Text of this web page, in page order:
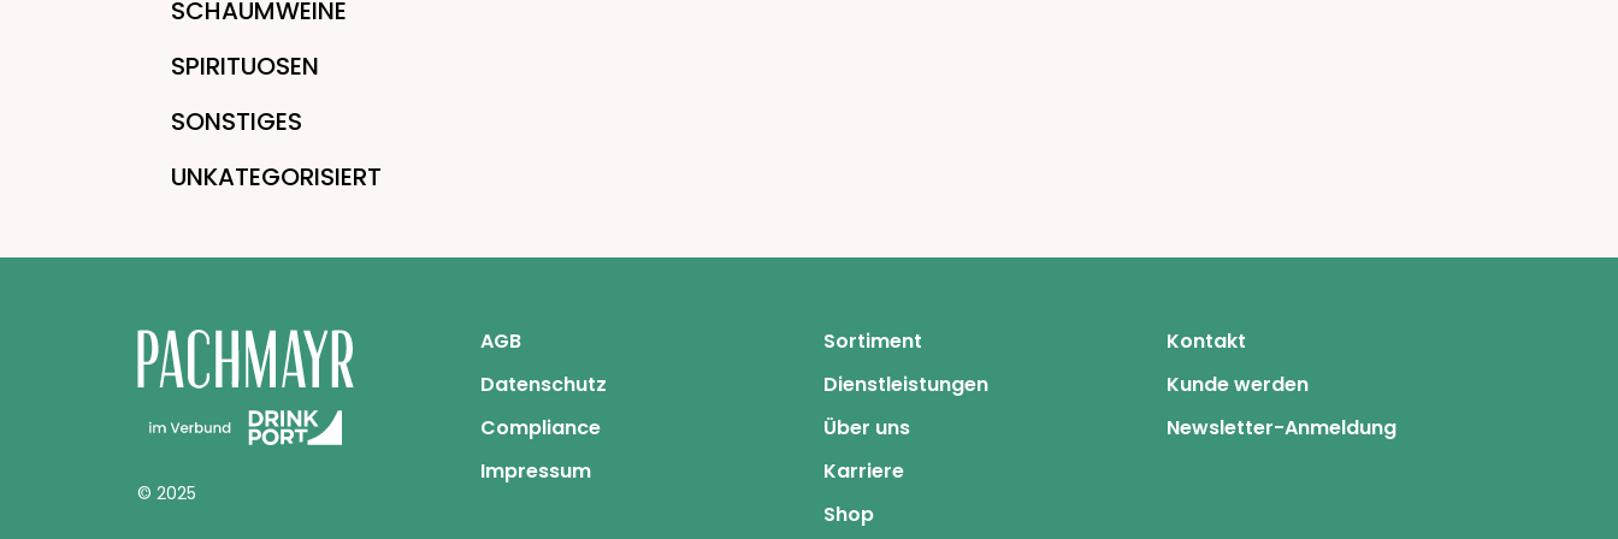
SCHAUMWEINE
SPIRITUOSEN
SONSTIGES
UNKATEGORISIERT
© 2025
AGB
Datenschutz
Compliance
Impressum
Sortiment
Dienstleistungen
Über uns
Karriere
Shop
Kontakt
Kunde werden
Newsletter-Anmeldung